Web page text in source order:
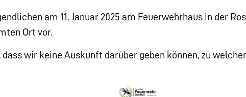
am 11. Januar 2025 am Feuerwehrhaus in der
Ort vor.
wir keine Auskunft darüber geben können, zu